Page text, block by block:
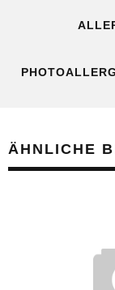
ÄHNLICHE